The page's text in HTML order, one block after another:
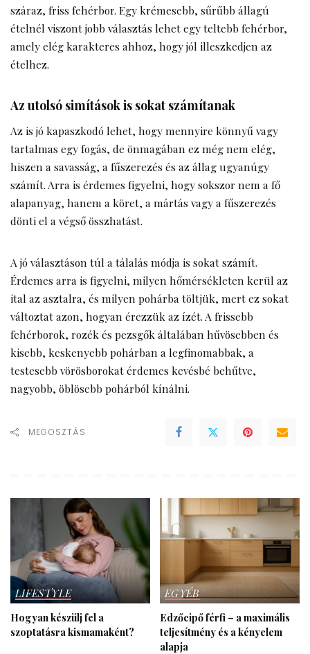
száraz, friss fehérbor. Egy krémesebb, sűrűbb állagú
ételnél viszont jobb választás lehet egy teltebb fehérbor,
amely elég karakteres ahhoz, hogy jól illeszkedjen az
ételhez.
Az utolsó simítások is sokat számítanak
Az is jó kapaszkodó lehet, hogy mennyire könnyű vagy
tartalmas egy fogás, de önmagában ez még nem elég,
hiszen a savasság, a fűszerezés és az állag ugyanúgy
számít. Arra is érdemes figyelni, hogy sokszor nem a fő
alapanyag, hanem a köret, a mártás vagy a fűszerezés
dönti el a végső összhatást.
A jó választáson túl a tálalás módja is sokat számít.
Érdemes arra is figyelni, milyen hőmérsékleten kerül az
ital az asztalra, és milyen pohárba töltjük, mert ez sokat
változtat azon, hogyan érezzük az ízét. A frissebb
fehérborok, rozék és pezsgők általában hűvösebben és
kisebb, keskenyebb pohárban a legfinomabbak, a
testesebb vörösborokat érdemes kevésbé behűtve,
nagyobb, öblösebb pohárból kínálni.
MEGOSZTÁS
LIFESTYLE
Hogyan készülj fel a
szoptatásra kismamaként?
EGYÉB
Edzőcipő férfi – a maximális
teljesítmény és a kényelem
alapja